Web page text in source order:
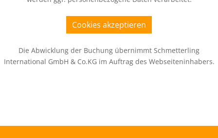
Cookies akzeptieren
Die Abwicklung der Buchung übernimmt Schmetterling
International GmbH & Co.KG im Auftrag des Webseiteninhabers.